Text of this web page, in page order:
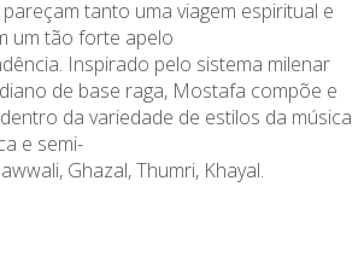
tanto uma viagem espiritual e
um tão forte apelo
Inspirado pelo sistema milenar
de base raga, Mostafa compõe e
da variedade de estilos da música
e semi-
Ghazal, Thumri, Khayal.